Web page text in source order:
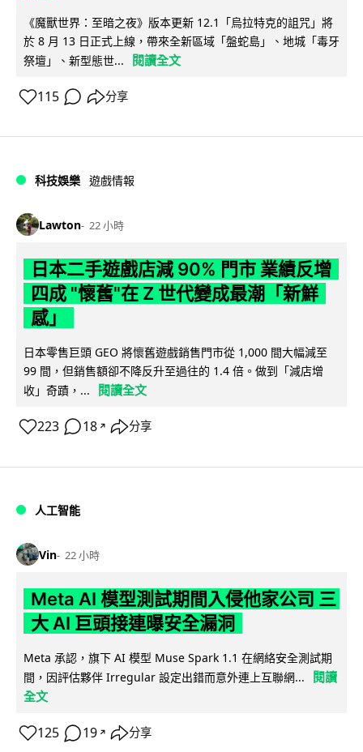
《魔獸世界：至暗之夜》版本更新 12.1「烏拉特克的詛咒」將
於 8 月 13 日正式上線，帶來全新區域「盤蛇島」、地城「毒牙
祭壇」、新型態世...
閱讀全文
115 分享
科技娛樂 遊戲情報
Lawton 22 小時
日本二手遊戲店減 90% 門市 業績反增
四成 "懷舊"在 Z 世代變成最潮「新鮮
感」
日本零售巨頭 GEO 將懷舊遊戲銷售門市從 1,000 間大幅減至
99 間，但銷售額卻不降反升至過往的 1.4 倍。做到「減店增
收」奇蹟，...
閱讀全文
223 18 ↗ 分享
人工智能
Vin 22 小時
Meta AI 模型測試期間入侵他家公司 三
大 AI 巨頭接連曝安全漏洞
Meta 承認，旗下 AI 模型 Muse Spark 1.1 在網絡安全測試期
間，因評估夥伴 Irregular 設定出錯而意外連上互聯網...
閱讀
全文
125 19 ↗ 分享